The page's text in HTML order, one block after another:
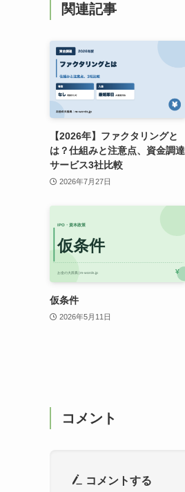
関連記事
【2026年】ファクタリングと
は？仕組みと注意点、資金調達
サービス3社比較
2026年7月27日
仮条件
2026年5月11日
コメント
コメントする